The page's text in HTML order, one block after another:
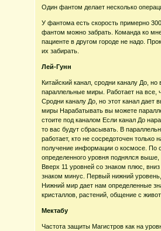
Один фантом делает несколько
У фантома есть скорость примерно
фантом можно забрать. Команда ко
пациенте в другом городе не надо.
их забирать.
Лей-Гунн
Китайский канал, сродни каналу До,
параллельные миры. Работает на все,
Сродни каналу До, но этот канал дает
миры Нарабатывать вы можете
стоите под каналом Если канал До
то вас будут сбрасывать. В
работает, кто не сосредоточен
получение информации о космосе. По
определенного уровня поднялся выше,
Вверх 11 уровней со знаком плюс,
знаком минус. Первый нижний
Нижний мир дает нам определенные
кристаллов, растений, общение с
Мектабу
Частота защиты Магистров как на